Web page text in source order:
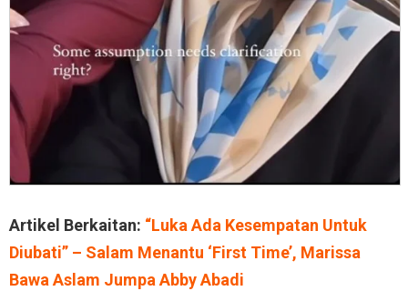
Artikel Berkaitan: “Luka Ada Kesempatan Untuk
Diubati” – Salam Menantu ‘First Time’, Marissa
Bawa Aslam Jumpa Abby Abadi